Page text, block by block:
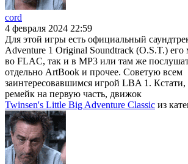
cord
4 февраля 2024 22:59
Для этой игры есть официальный
Adventure 1 Original Soundtrack (O.S.T.) его
во FLAC, так и в MP3 или там же
отдельно ArtBook и прочее. Советую всем
заинтересовавшимся игрой LBA 1. Кстати,
ремейк на первую часть, движок
Twinsen's Little Big Adventure Classic из